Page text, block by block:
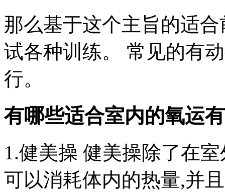
那么基于这个主旨的适
试各种训练。 常见的有
行。
有哪些适合室内的氧运
1.健美操 健美操除了在
可以消耗体内的热量,并